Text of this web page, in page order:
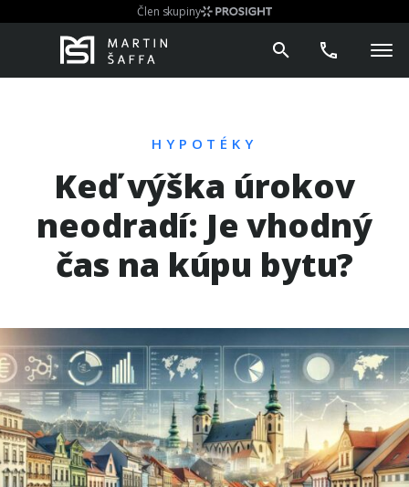
Člen skupiny
HYPOTÉKY
Keď výška úrokov
neodradí: Je vhodný
čas na kúpu bytu?